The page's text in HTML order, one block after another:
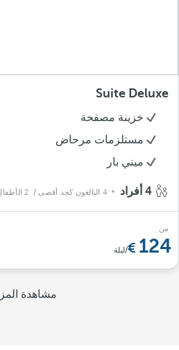
Suite Deluxe
خزينة مصفحة
مستلزمات مرحاض
ميني بار
4 البالغون كحد أقصى / 2 الأطفال كحد أقصى
من
124 /ليلة
مشاهدة